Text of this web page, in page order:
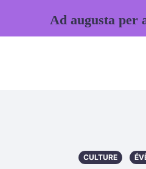
CULTURE
Ad augusta per